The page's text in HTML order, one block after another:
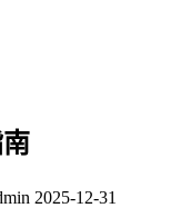
2025-12-31